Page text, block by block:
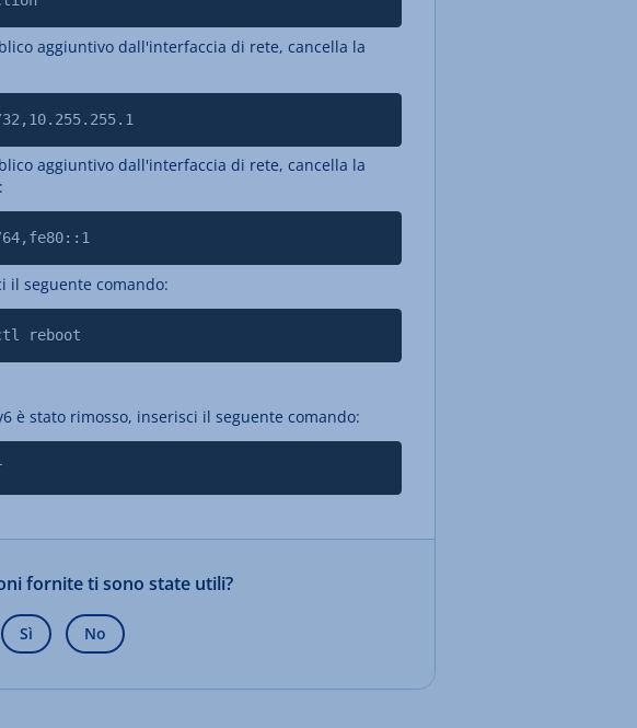
aggiuntivo dall'interfaccia di rete, cancella la
32,10.255.255.1
aggiuntivo dall'interfaccia di rete, cancella la
64,fe80::1
il seguente comando:
reboot
è stato rimosso, inserisci il seguente comando:
fornite ti sono state utili?
Sì No